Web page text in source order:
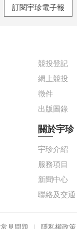
訂閱宇珍電子報
競投登記
網上競投
徵件
出版圖錄
關於宇珍
宇珍介紹
服務項目
新聞中心
聯絡及交通
常見問題 隱私權政策